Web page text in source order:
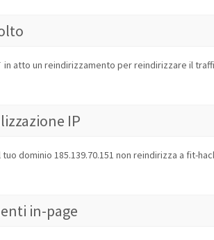
in atto un reindirizzamento per reindirizzare il
IP
tuo dominio 185.139.70.151 non reindirizza a fit-
in-page